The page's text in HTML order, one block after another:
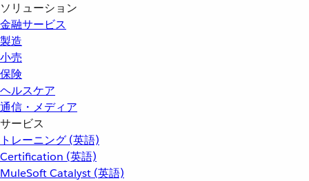
ソリューション
金融サービス
製造
小売
保険
ヘルスケア
通信・メディア
サービス
トレーニング (英語)
Certification (英語)
MuleSoft Catalyst (英語)